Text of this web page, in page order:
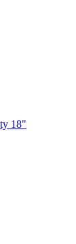
18"